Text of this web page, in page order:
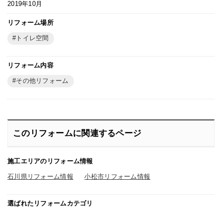
2019年10月
リフォーム場所
トイレ空間
リフォーム内容
その他リフォーム
このリフォームに関連するページ
施工エリアのリフォーム情報
石川県リフォーム情報 小松市リフォーム情報
選ばれたリフォームカテゴリ